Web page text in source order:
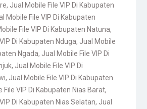
, Jual Mobile File VIP Di Kabupaten
Mobile File VIP Di Kabupaten
File VIP Di Kabupaten Natuna,
Di Kabupaten Nduga, Jual Mobile
Ngada, Jual Mobile File VIP Di
, Jual Mobile File VIP Di
, Jual Mobile File VIP Di Kabupaten
File VIP Di Kabupaten Nias Barat,
Di Kabupaten Nias Selatan, Jual